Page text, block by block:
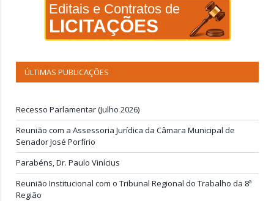
Editais e Contratos de
LICITAÇÕES
ÚLTIMAS PUBLICAÇÕES
Recesso Parlamentar (Julho 2026)
Reunião com a Assessoria Jurídica da Câmara Municipal de
Senador José Porfírio
Parabéns, Dr. Paulo Vinícius
Reunião Institucional com o Tribunal Regional do Trabalho da 8ª
Região